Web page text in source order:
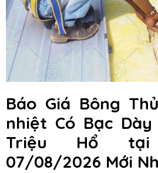
Báo Giá Bông
nhiệt Có Bạc
Triệu Hổ
07/08/2026 Mới